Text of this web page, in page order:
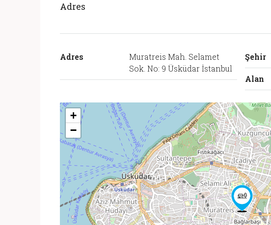
Adres
Adres
Muratreis Mah. Selamet
Sok. No: 9 Üsküdar İstanbul
Şehir
Alan
+
−